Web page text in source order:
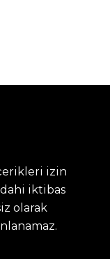
izin
iktibas
olarak